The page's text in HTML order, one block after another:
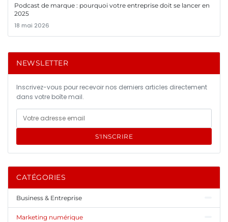
Podcast de marque : pourquoi votre entreprise doit se lancer en
2025
18 mai 2026
NEWSLETTER
Inscrivez-vous pour recevoir nos derniers articles directement
dans votre boîte mail.
S'INSCRIRE
CATÉGORIES
Business & Entreprise
Marketing numérique